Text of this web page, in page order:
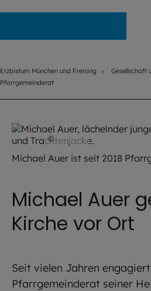
Erzbistum München und Freising Gesellschaft
Pfarrgemeinderat
© privat
Michael Auer ist seit 2018
Michael Auer
Kirche vor Ort
Seit vielen Jahren
Pfarrgemeinderat seiner